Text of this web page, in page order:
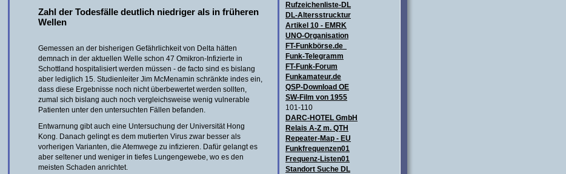
Rufzeichenliste-DL
DL-Altersstrucktur
Artikel 10 - EMRK
UNO-Organisation
FT-Funkbörse.de
Funk-Telegramm
FT-Funk-Forum
Funkamateur.de
QSP-Download OE
SW-Film von 1955
101-110
DARC-HOTEL GmbH
Relais A-Z m. QTH
Repeater-Map - EU
Funkfrequenzen01
Frequenz-Listen01
Standort Suche DL
Zahl der Todesfälle deutlich niedriger als in früheren
Wellen
Gemessen an der bisherigen Gefährlichkeit von Delta hätten
demnach in der aktuellen Welle schon 47 Omikron-Infizierte in
Schottland hospitalisiert werden müssen - de facto sind es bislang
aber lediglich 15. Studienleiter Jim McMenamin schränkte indes ein,
dass diese Ergebnisse noch nicht überbewertet werden sollten,
zumal sich bislang auch noch vergleichsweise wenig vulnerable
Patienten unter den untersuchten Fällen befanden.
Entwarnung gibt auch eine Untersuchung der Universität Hong
Kong. Danach gelingt es dem mutierten Virus zwar besser als
vorherigen Varianten, die Atemwege zu infizieren. Dafür gelangt es
aber seltener und weniger in tiefes Lungengewebe, wo es den
meisten Schaden anrichtet.